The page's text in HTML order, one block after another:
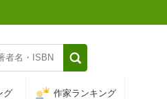
グ 作家ランキング